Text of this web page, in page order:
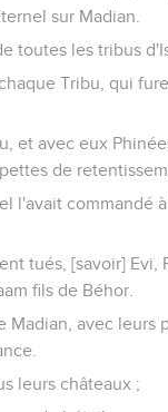
sur Madian.
toutes les tribus
Tribu, qui
et avec eux
de
l'avait commandé
tués, [savoir] Evi,
fils de Béhor.
Madian, avec leurs
leurs châteaux ;